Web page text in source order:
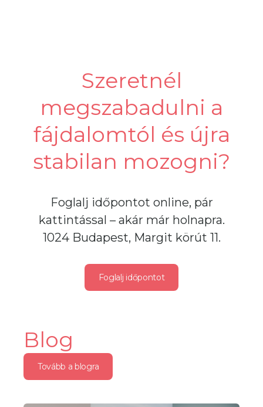
Szeretnél
megszabadulni a
fájdalomtól és újra
stabilan mozogni?
Foglalj időpontot online, pár
kattintással – akár már holnapra.
1024 Budapest, Margit körút 11.
Foglalj időpontot
Blog
Tovább a blogra